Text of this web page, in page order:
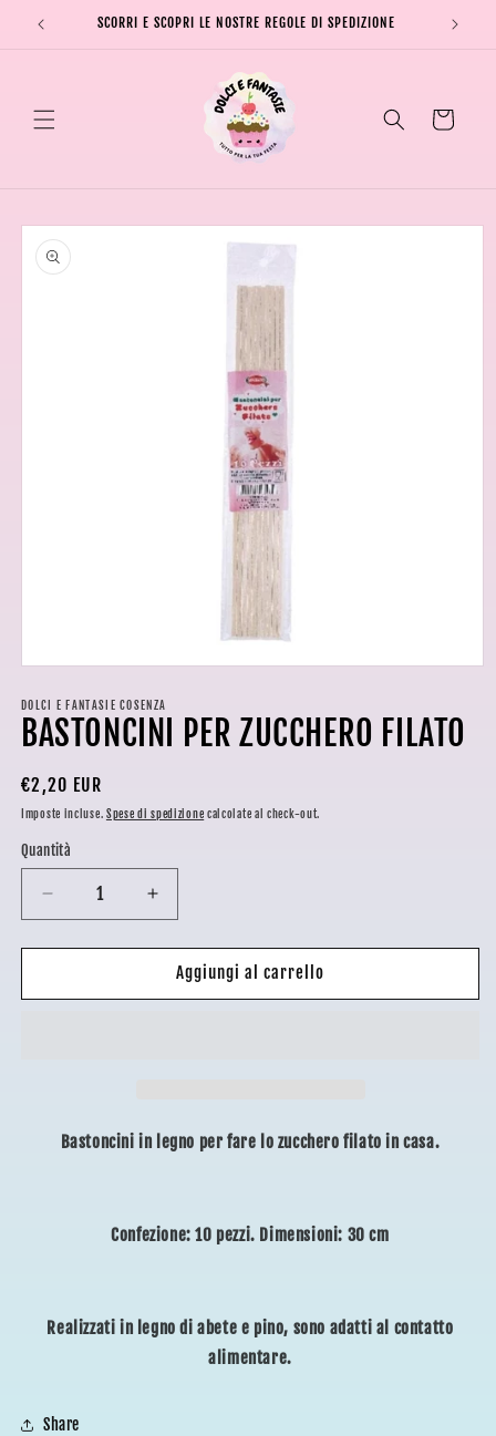
direttamenteSCORRI E SCOPRI LE NOSTRE REGOLE DI SPEDIZIONE
Carrello
Passa alle
informazioni
sul prodotto
multimediali
1
in
DOLCI E FANTASIE COSENZA
BASTONCINI PER ZUCCHERO FILATO
Prezzo
di
listino
€2,20 EUR
Imposte incluse. Spese di spedizione calcolate al check-out.
Quantità
Diminuisci
quantità
per
PER
Aumenta
quantità
per
BASTONCINI
PER
Aggiungi al carrello
Bastoncini in legno per fare lo zucchero filato in casa.
Confezione: 10 pezzi. Dimensioni: 30 cm
Realizzati in legno di abete e pino, sono adatti al contatto
alimentare.
Share